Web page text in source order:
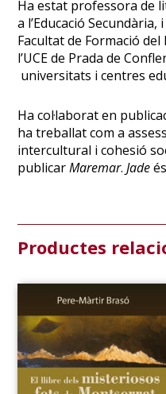
Ha estat professora de
a l’Educació
Facultat de Formació
l’UCE de Prada de
universitats i centres
Ha col·laborat en
ha treballat com a
intercultural i cohesió
publicarMaremar.Jade
Productes